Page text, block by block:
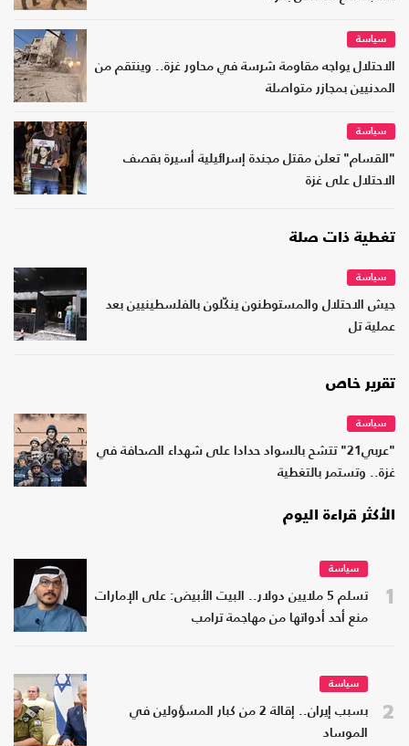
سياسة
الاحتلال يواجه مقاومة شرسة في محاور غزة.. وينتقم من
المدنيين بمجازر متواصلة
سياسة
"القسام" تعلن مقتل مجندة إسرائيلية أسيرة بقصف
الاحتلال على غزة
تغطية ذات صلة
سياسة
جيش الاحتلال والمستوطنون ينكّلون بالفلسطينيين بعد
عملية تل
تقرير خاص
سياسة
"عربي21" تتشح بالسواد حدادا على شهداء الصحافة في
غزة.. وتستمر بالتغطية
الأكثر قراءة اليوم
1
سياسة
تسلم 5 ملايين دولار.. البيت الأبيض: على الإمارات
منع أحد أدواتها من مهاجمة ترامب
2
سياسة
بسبب إيران.. إقالة 2 من كبار المسؤولين في
الموساد